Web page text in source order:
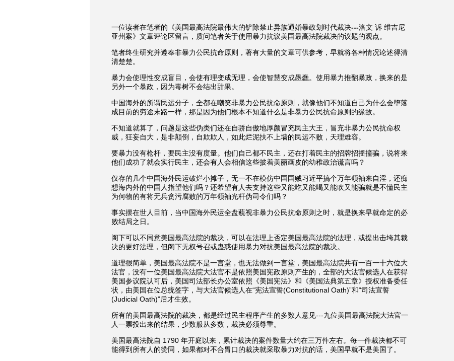
一位读者在笔者的《美国最高法院最伟大的铲除禁止异族通婚暴政划时代裁决---洛文 诉 维吉尼
亚州案》 文章评论区留言，质问笔者关于使用暴力抗议美国最高法院裁决的议题的观点。
笔者终生研究并遵奉非暴力公民抗命原则，著有大量的文章可供参考，早就将各种情况论述得清
清楚楚。
暴力会使理性变成盲目，会使有理变成无理，会使智慧变成愚蠢。使用暴力推翻暴政，换来的是
另外一个暴政，因为毒树不会结出甜果。
中国海外的所谓民运分子，全都在嘲笑非暴力公民抗命原则，就像他们不知道自己为什么会堕落
成目前的穷途末路一样，那是因为他们根本不知道什么是非暴力公民抗命原则的缘故。
不知道就算了，问题是这些伪类们还在自骄自傲地厚颜冒充民主大王，冒充非暴力公民抗命权
威，狂妄自大，是非颠倒，自欺欺人，如此烂泥扶不上墙的民运不败，天理难容。
要暴力没有枪杆，要民主没有度量。他们自己都不民主，还在打着民主的招牌招摇撞骗，说将来
他们成功了就会实行民主，还会有人会相信这些披着美丽画皮的幼稚政治谎言吗？
仅存的几个中国海外民运破烂小摊子，无一不在模仿中国国贼习近平搞个万年领袖来自淫，还痴
想海内外的中国人指望他们吗？还希望有人去支持这些又能吃又能喝又能吹又能骗就是不懂民主
为何物的有将无兵贪污腐败的万年领袖光杆伪司令们吗？
事实摆在世人目前，当中国海外民运全盘藐视非暴力公民抗命原则之时，就是换来早就命定的必
败结局之日。
阁下可以不同意美国最高法院的裁决，可以在法理上否定美国最高法院的法理，或提出击垮其裁
决的更好法理，但阁下无权号召或蛊惑使用暴力对抗美国最高法院的裁决。
道理很简单，美国最高法院不是一言堂，也无法做到一言堂，美国最高法院共有一百一十六位大
法官，没有一位美国最高法院大法官不是依照美国宪政原则产生的，全部的大法官候选人在获得
美国参议院认可后，美国司法部长办公室依照《美国宪法》和《美国法典第五章》授权准备委任
状，由美国在位总统签字，与大法官候选人在“宪法宣誓(Constitutional Oath)”和“司法宣誓
(Judicial Oath)”后才生效。
所有的美国最高法院的裁决，都是经过民主程序产生的多数人意见---九位美国最高法院大法官一
人一票投出来的结果，少数服从多数，裁决必须尊重。
美国最高法院自 1790 年开庭以来， 累计裁决的案件数量大约在三万件左右。每一件裁决都不可
能得到所有人的赞同，如果都对不合胃口的裁决就采取暴力对抗的话，美国早就不是美国了。